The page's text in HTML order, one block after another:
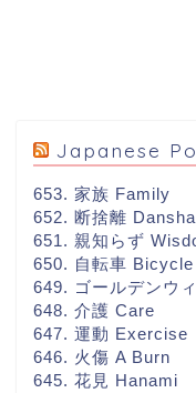
Japanese
653. 家族 Family
652. 断捨離
651. 親知らず
650. 自転車 Bicycle
649. ゴールデンウ
648. 介護 Care
647. 運動 Exercise
646. 火傷 A Burn
645. 花見 Hanami